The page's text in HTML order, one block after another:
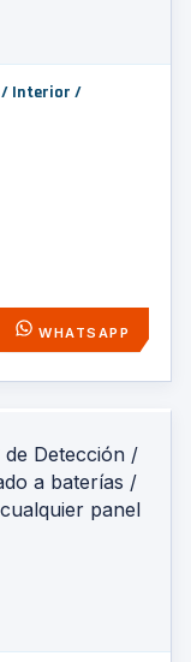
/ Interior /
WHATSAPP